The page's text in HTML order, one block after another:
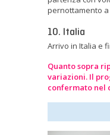
pernottamento
10. Italia
Arrivo in Italia e
Quanto sopra
variazioni. Il
confermato nel